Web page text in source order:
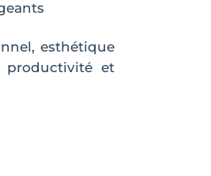
esthétique
productivité et